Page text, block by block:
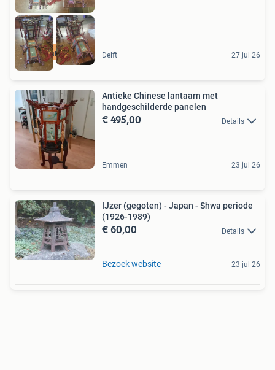
Brocantage Delft 27 jul 26
Antieke Chinese lantaarn met
handgeschilderde panelen
€ 495,00 Details
Emmen 23 jul 26
IJzer (gegoten) - Japan - Shwa periode
(1926-1989)
€ 60,00 Details
Bezoek website 23 jul 26